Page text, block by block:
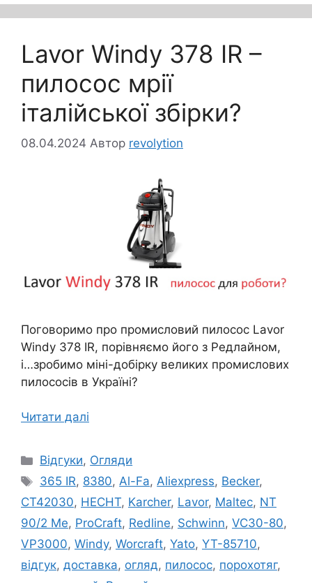
Lavor Windy 378 IR –
пилосос мрії
італійської збірки?
08.04.2024 Автор revolytion
Поговоримо про промисловий пилосос Lavor
Windy 378 IR, порівняємо його з Редлайном,
і…зробимо міні-добірку великих промислових
пилососів в Україні?
Читати далі
Категорії
Відгуки, Огляди
Позначки
365 IR, 8380,Al-Fa,Aliexpress, Becker,
CT42030, HECHT, Karcher, Lavor, Maltec, NT
90/2 Me, ProCraft, Redline, Schwinn, VC30-80,
VP3000, Windy, Worcraft, Yato, YT-85710,
відгук, доставка, огляд, пилосос, порохотяг,